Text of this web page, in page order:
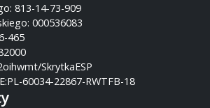
813-14-73-909
000536083
465
SkrytkaESP
60034-22867-RWTFB-18